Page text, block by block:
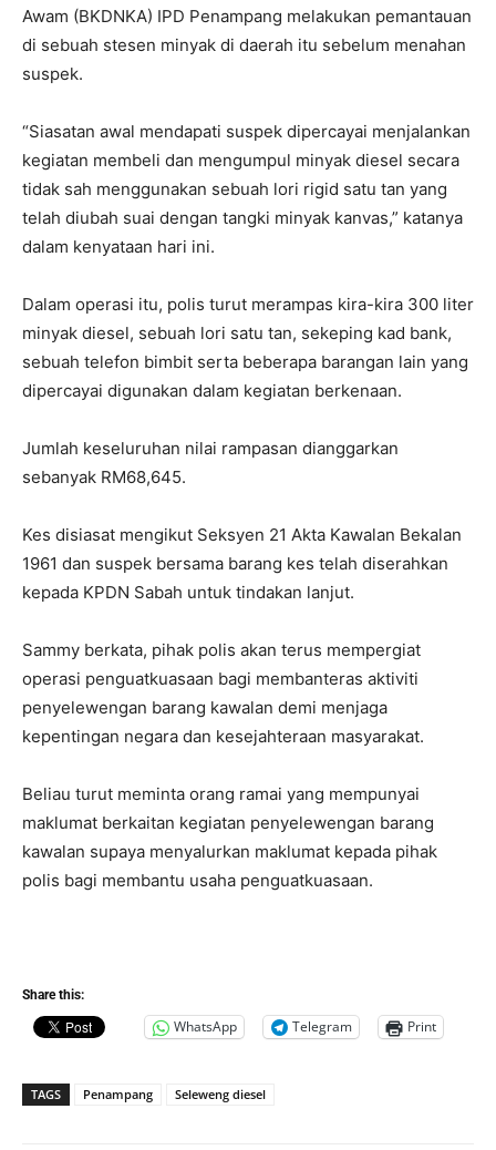
Awam (BKDNKA) IPD Penampang melakukan pemantauan
di sebuah stesen minyak di daerah itu sebelum menahan
suspek.
“Siasatan awal mendapati suspek dipercayai menjalankan
kegiatan membeli dan mengumpul minyak diesel secara
tidak sah menggunakan sebuah lori rigid satu tan yang
telah diubah suai dengan tangki minyak kanvas,” katanya
dalam kenyataan hari ini.
Dalam operasi itu, polis turut merampas kira-kira 300 liter
minyak diesel, sebuah lori satu tan, sekeping kad bank,
sebuah telefon bimbit serta beberapa barangan lain yang
dipercayai digunakan dalam kegiatan berkenaan.
Jumlah keseluruhan nilai rampasan dianggarkan
sebanyak RM68,645.
Kes disiasat mengikut Seksyen 21 Akta Kawalan Bekalan
1961 dan suspek bersama barang kes telah diserahkan
kepada KPDN Sabah untuk tindakan lanjut.
Sammy berkata, pihak polis akan terus mempergiat
operasi penguatkuasaan bagi membanteras aktiviti
penyelewengan barang kawalan demi menjaga
kepentingan negara dan kesejahteraan masyarakat.
Beliau turut meminta orang ramai yang mempunyai
maklumat berkaitan kegiatan penyelewengan barang
kawalan supaya menyalurkan maklumat kepada pihak
polis bagi membantu usaha penguatkuasaan.
Share this:
WhatsApp Telegram Print
TAGS Penampang Seleweng diesel